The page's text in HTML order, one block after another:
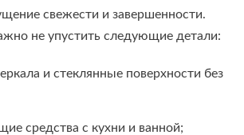
свежести и завершенности.
не упустить следующие детали:
и стеклянные поверхности без
средства с кухни и ванной;